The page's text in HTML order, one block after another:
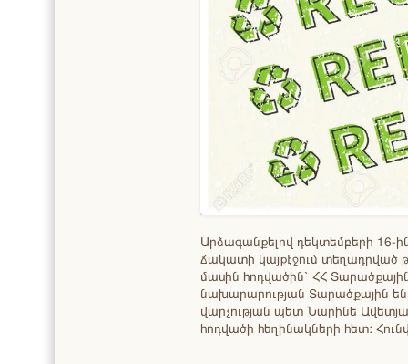
Արձագանքելով դեկտեմբերի
ճակատի կայքէջում
մասին հոդվածին՝ ՀՀ
նախարարության Տարածքային
վարչության պետ Նարինե
հոդվածի հեղինակների հետ: